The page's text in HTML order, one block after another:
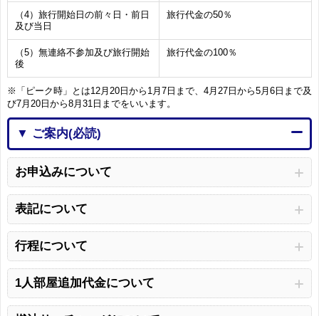
（4）旅行開始日の前々日・前日
及び当日
旅行代金の50％
（5）無連絡不参加及び旅行開始
後
旅行代金の100％
※「ピーク時」とは12月20日から1月7日まで、4月27日から5月6日まで及
び7月20日から8月31日までをいいます。
▼ ご案内(必読)
お申込みについて
表記について
行程について
1人部屋追加代金について